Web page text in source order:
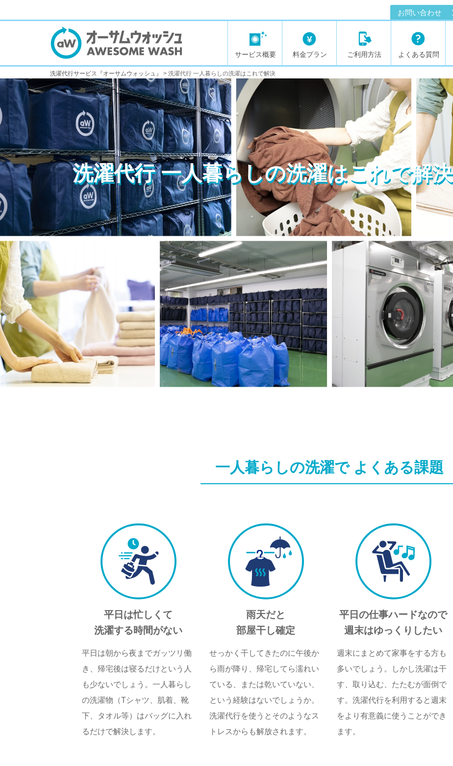
お問い合わせ
サービス概要 料金プラン ご利用方法 よくある質問
洗濯代行サービス『オーサムウォッシュ』 > 洗濯代行 一人暮らしの洗濯はこれで解決
洗濯代行 一人暮らしの洗濯はこれで解決
一人暮らしの洗濯で よくある課題
平日は忙しくて
洗濯する時間がない
平日は朝から夜までガッツリ働
き、帰宅後は寝るだけという人
も少ないでしょう。一人暮らし
の洗濯物（Tシャツ、肌着、靴
下、タオル等）はバッグに入れ
るだけで解決します。
雨天だと
部屋干し確定
せっかく干してきたのに午後か
ら雨が降り、帰宅してら濡れい
ている、または乾いていない、
という経験はないでしょうか。
洗濯代行を使うとそのようなス
トレスからも解放されます。
平日の仕事ハードなので
週末はゆっくりしたい
週末にまとめて家事をする方も
多いでしょう。しかし洗濯は干
す、取り込む、たたむが面倒で
す。洗濯代行を利用すると週末
をより有意義に使うことができ
ます。